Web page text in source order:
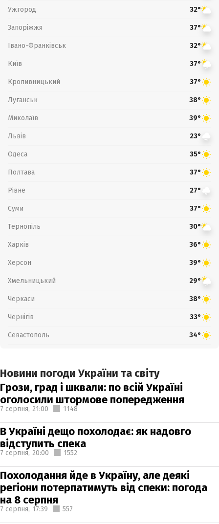
Ужгород 32°
Запоріжжя 37°
Івано-Франківськ 32°
Київ 37°
Кропивницький 37°
Луганськ 38°
Миколаїв 39°
Львів 23°
Одеса 35°
Полтава 37°
Рівне 27°
Суми 37°
Тернопіль 30°
Харків 36°
Херсон 39°
Хмельницький 29°
Черкаси 38°
Чернігів 33°
Севастополь 34°
Новини погоди України та світу
Грози, град і шквали: по всій Україні
оголосили штормове попередження
7 серпня, 21:00 1148
В Україні дещо похолодає: як надовго
відступить спека
7 серпня, 20:00 1552
Похолодання йде в Україну, але деякі
регіони потерпатимуть від спеки: погода
на 8 серпня
7 серпня, 17:39 557